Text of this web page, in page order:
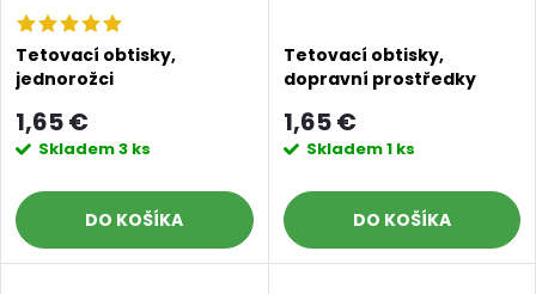
Tetovací obtisky,
jednorožci
1,65 €
Skladem3 ks
DO KOŠÍKA
Tetovací obtisky,
dopravní prostředky
1,65 €
Skladem1 ks
DO KOŠÍKA